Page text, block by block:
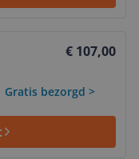
€ 107,00
bezorgd >